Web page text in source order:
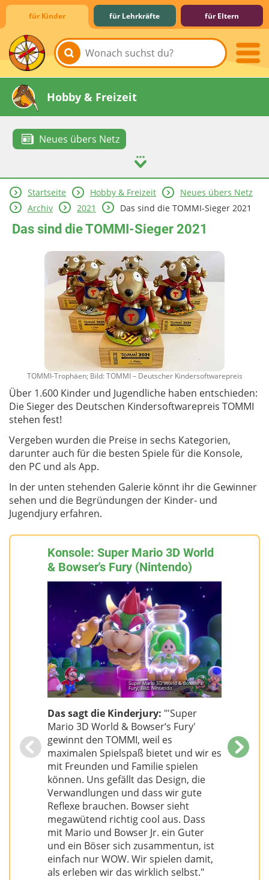
für Kinder für Lehrkräfte für Eltern
Lernen & Schule
Hobby & Freizeit
Neues übers Netz
Spiel & Spaß
Mitreden & Mitmachen
Startseite Hobby & Freizeit
Neues übers Netz
Archiv
2021 Das sind die TOMMI-Sieger 2021
Das sind die TOMMI-Sieger 2021
TOMMI-Trophäen; Bild: TOMMI – Deutscher Kindersoftwarepreis
Über 1.600 Kinder und Jugendliche haben entschieden:
Die Sieger des Deutschen Kindersoftwarepreis TOMMI
stehen fest!
Vergeben wurden die Preise in sechs Kategorien,
darunter auch für die besten Spiele für die Konsole,
den PC und als App.
In der unten stehenden Galerie könnt ihr die Gewinner
sehen und die Begründungen der Kinder- und
Jugendjury erfahren.
Konsole: Super Mario 3D World
& Bowser's Fury (Nintendo)
Super Mario 3D World & Bowser's
Fury; Bild: Nintendo
Das sagt die Kinderjury: "'Super
Mario 3D World & Bowser‘s Fury'
gewinnt den TOMMI, weil es
maximalen Spielspaß bietet und wir es
mit Freunden und Familie spielen
können. Uns gefällt das Design, die
Verwandlungen und dass wir gute
Reflexe brauchen. Bowser sieht
megawütend richtig cool aus. Dass
mit Mario und Bowser Jr. ein Guter
und ein Böser sich zusammentun, ist
einfach nur WOW. Wir spielen damit,
als erleben wir das wirklich selbst."